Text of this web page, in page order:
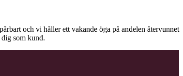
och vi håller ett vakande öga på andelen återvunnet
som kund.